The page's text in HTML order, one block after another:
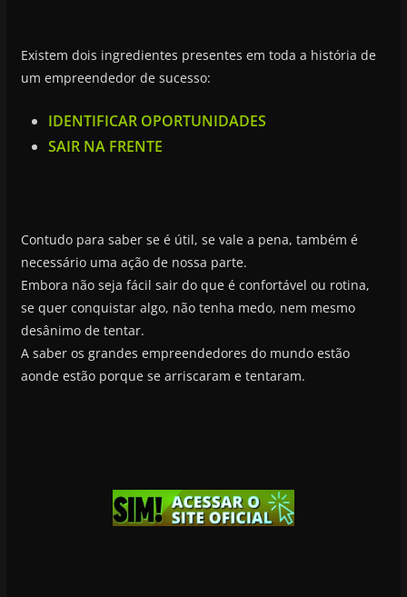
Existem dois ingredientes presentes em toda a história de
um empreendedor de sucesso:
IDENTIFICAR OPORTUNIDADES
SAIR NA FRENTE
Contudo para saber se é útil, se vale a pena, também é
necessário uma ação de nossa parte.
Embora não seja fácil sair do que é confortável ou rotina,
se quer conquistar algo, não tenha medo, nem mesmo
desânimo de tentar.
A saber os grandes empreendedores do mundo estão
aonde estão porque se arriscaram e tentaram.